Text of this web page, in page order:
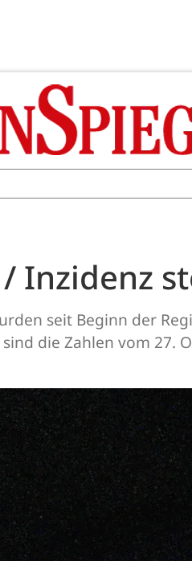
Inzidenz
seit Beginn der
die Zahlen vom 27.